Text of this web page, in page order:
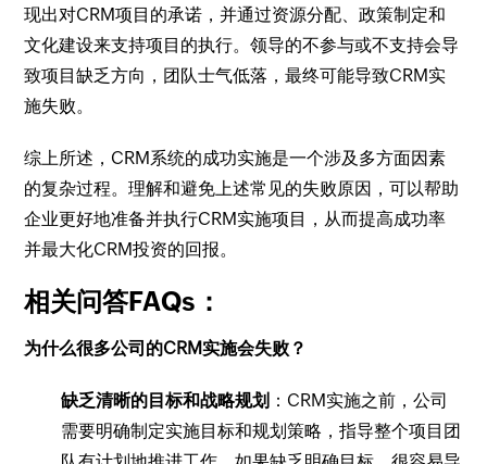
现出对CRM项目的承诺，并通过资源分配、政策制定和
文化建设来支持项目的执行。领导的不参与或不支持会导
致项目缺乏方向，团队士气低落，最终可能导致CRM实
施失败。
综上所述，CRM系统的成功实施是一个涉及多方面因素
的复杂过程。理解和避免上述常见的失败原因，可以帮助
企业更好地准备并执行CRM实施项目，从而提高成功率
并最大化CRM投资的回报。
相关问答FAQs：
为什么很多公司的CRM实施会失败？
缺乏清晰的目标和战略规划 ：CRM实施之前，公司
需要明确制定实施目标和规划策略，指导整个项目团